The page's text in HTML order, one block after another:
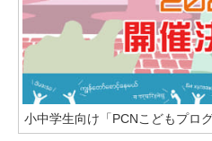
小中学生向け「PCNこどもプロ